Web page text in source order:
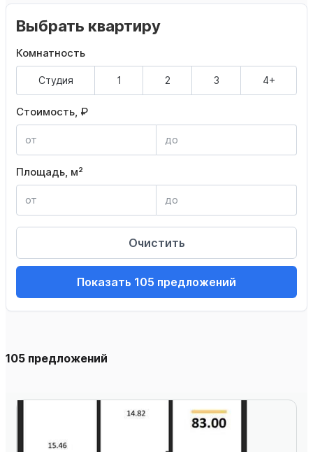
Выбрать квартиру
Комнатность
Студия 1 2 3 4+
Стоимость, ₽
Площадь, м²
Очистить
Показать 105 предложений
105 предложений